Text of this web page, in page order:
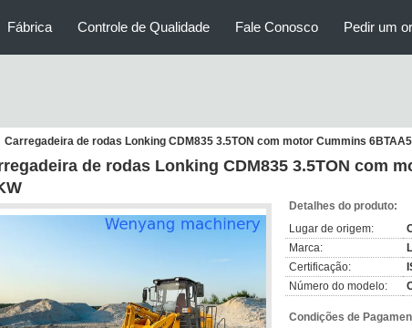
Fábrica Controle de Qualidade Fale Conosco Pedir um
Carregadeira de rodas Lonking CDM835 3.5TON com motor Cummins
de rodas Lonking CDM835 3.5TON com
Detalhes do produto:
Lugar de origem:
Marca:
Certificação:
Número do modelo:
Condições de